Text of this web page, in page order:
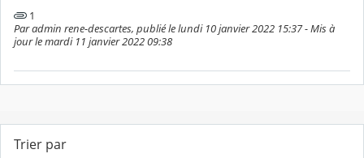
1
Par admin rene-descartes, publié le lundi 10 janvier 2022 15:37 - Mis à
jour le mardi 11 janvier 2022 09:38
Trier par